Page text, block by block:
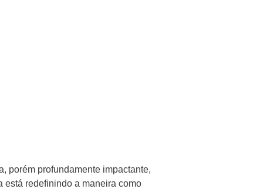
porém profundamente impactante,
está redefinindo a maneira como